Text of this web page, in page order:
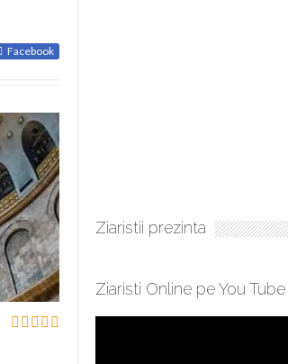
Facebook
Ziaristii prezinta
Ziaristi Online pe You Tube